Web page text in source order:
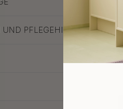
PFLEGEHINWEISE